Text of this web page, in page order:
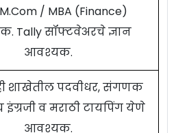
/ MBA (Finance)
Tally सॉफ्टवेअरचे ज्ञान
आवश्यक.
शाखेतील पदवीधर, संगणक
इंग्रजी व मराठी टायपिंग येणे
आवश्यक.